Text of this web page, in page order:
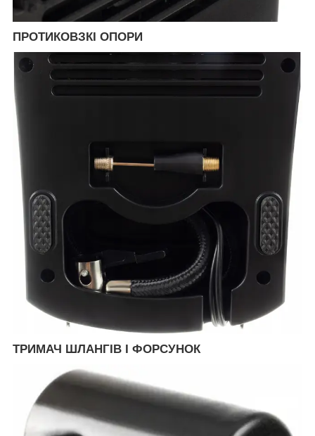
ПРОТИКОВЗКІ ОПОРИ
ТРИМАЧ ШЛАНГІВ І ФОРСУНОК